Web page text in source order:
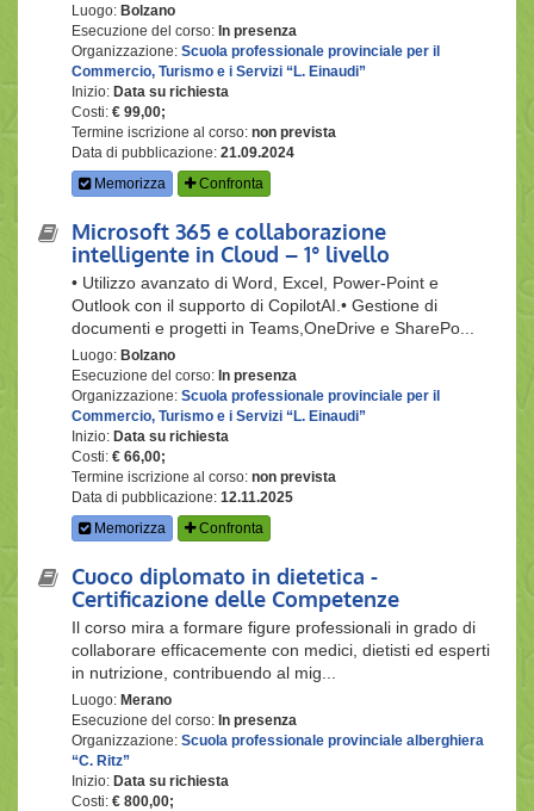
Luogo: Bolzano
Esecuzione del corso: In presenza
Organizzazione: Scuola professionale provinciale per il
Commercio, Turismo e i Servizi “L. Einaudi”
Inizio: Data su richiesta
Costi: € 99,00;
Termine iscrizione al corso: non prevista
Data di pubblicazione: 21.09.2024
Memorizza
Confronta
Microsoft 365 e collaborazione
intelligente in Cloud – 1° livello
• Utilizzo avanzato di Word, Excel, Power-Point e
Outlook con il supporto di CopilotAI.• Gestione di
documenti e progetti in Teams,OneDrive e SharePo...
Luogo: Bolzano
Esecuzione del corso: In presenza
Organizzazione: Scuola professionale provinciale per il
Commercio, Turismo e i Servizi “L. Einaudi”
Inizio: Data su richiesta
Costi: € 66,00;
Termine iscrizione al corso: non prevista
Data di pubblicazione: 12.11.2025
Memorizza
Confronta
Cuoco diplomato in dietetica -
Certificazione delle Competenze
Il corso mira a formare figure professionali in grado di
collaborare efficacemente con medici, dietisti ed esperti
in nutrizione, contribuendo al mig...
Luogo: Merano
Esecuzione del corso: In presenza
Organizzazione: Scuola professionale provinciale alberghiera
“C. Ritz”
Inizio: Data su richiesta
Costi: € 800,00;